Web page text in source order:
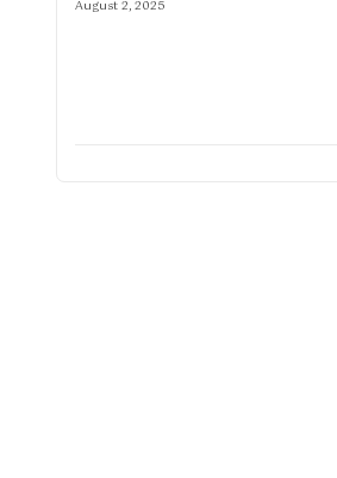
August 2, 2025